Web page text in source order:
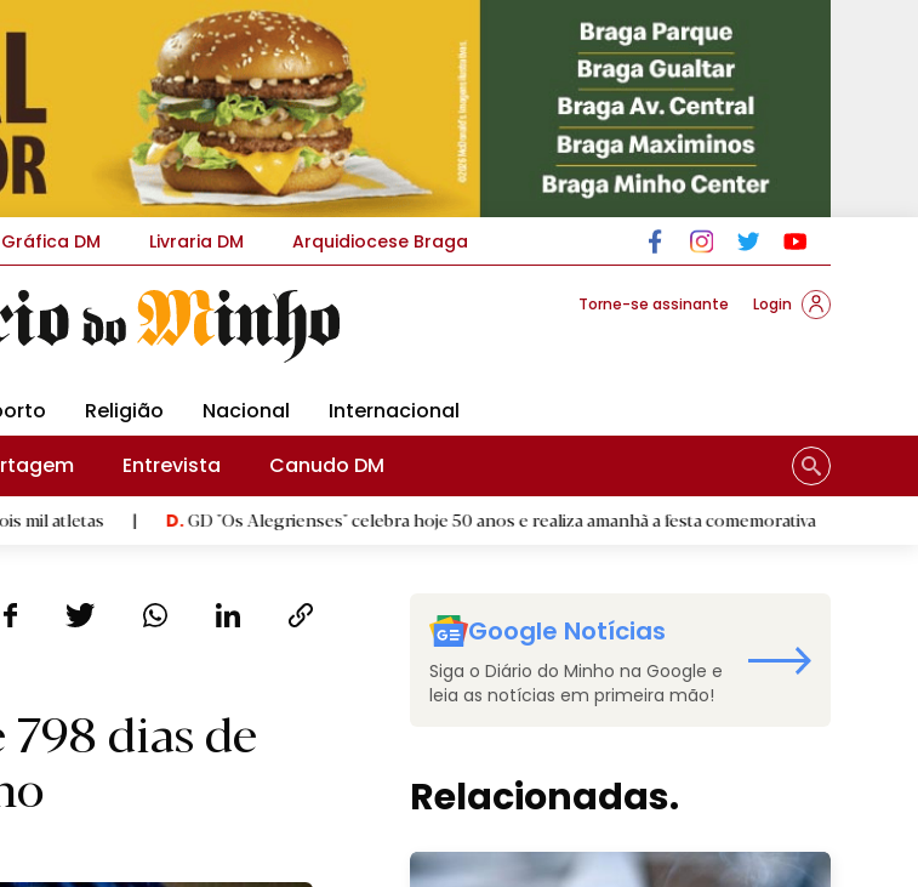
Gráfica DM Livraria DM Arquidiocese Braga
Torne-se assinante Login
Religião Nacional
Internacional
Entrevista
Canudo DM
| D.GD "Os Alegrienses" celebra hoje 50 anos e realiza amanhã a festa comemorativa | D.Flor Deniz Ruiz
dias de
Google Notícias
Siga o Diário do Minho na Google e
leia as notícias em primeira mão!
Relacionadas.